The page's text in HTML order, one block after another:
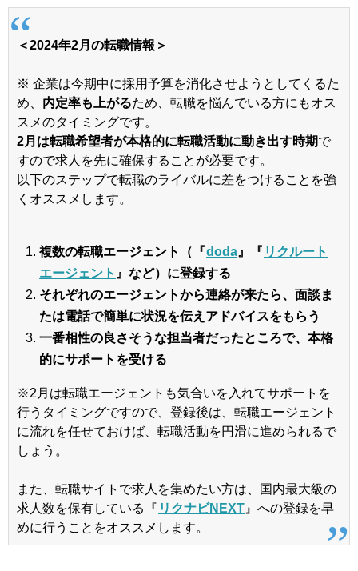
＜2024年2月の転職情報＞
※ 企業は今期中に採用予算を消化させようとしてくるた
め、 内定率も上がるため、転職を悩んでいる方にもオス
スメのタイミングです。
2月は転職希望者が本格的に転職活動に動き出す時期で
すので求人を先に確保することが必要です。
以下のステップで転職のライバルに差をつけることを強
くオススメします。
複数の転職エージェント（『doda 』『 リクルート
エージェント 』など）に登録する
それぞれのエージェントから連絡が来たら、面談ま
たは電話で簡単に状況を伝えアドバイスをもらう
一番相性の良さそうな担当者だったところで、本格
的にサポートを受ける
※2月は転職エージェントも気合いを入れてサポートを
行うタイミングですので、登録後は、転職エージェント
に流れを任せておけば、転職活動を円滑に進められるで
しょう。
また、転職サイトで求人を集めたい方は、国内最大級の
求人数を保有している『 リクナビNEXT 』への登録を早
めに行うことをオススメします。